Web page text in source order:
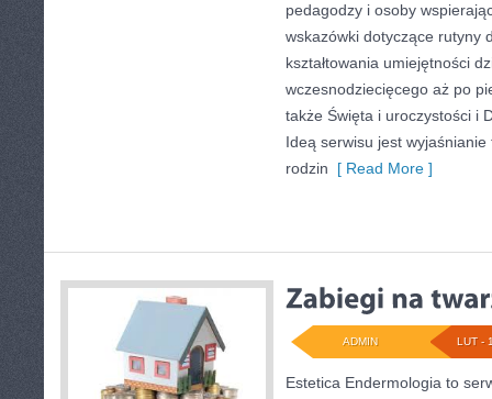
pedagodzy i osoby
wskazówki dotyczące rutyny
kształtowania umiejętności
wczesnodziecięcego aż po
także Święta i uroczystości i
Ideą serwisu jest
rodzin [ Read More ]
LUT -
ADMIN
Estetica Endermologia to